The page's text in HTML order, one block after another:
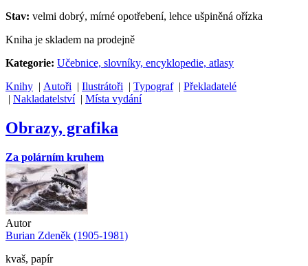
Stav: velmi dobrý, mírné opotřebení, lehce ušpiněná ořízka
Kniha je skladem na prodejně
Kategorie: Učebnice, slovníky, encyklopedie, atlasy
Knihy | Autoři | Ilustrátoři | Typograf| Překladatelé
| Nakladatelství| Místa vydání
Obrazy, grafika
Za polárním kruhem
Autor
Burian Zdeněk (1905-1981)
kvaš, papír